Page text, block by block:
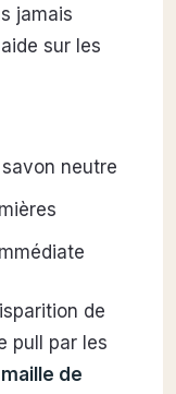
jamais
sur les
neutre
de
pull par les
de